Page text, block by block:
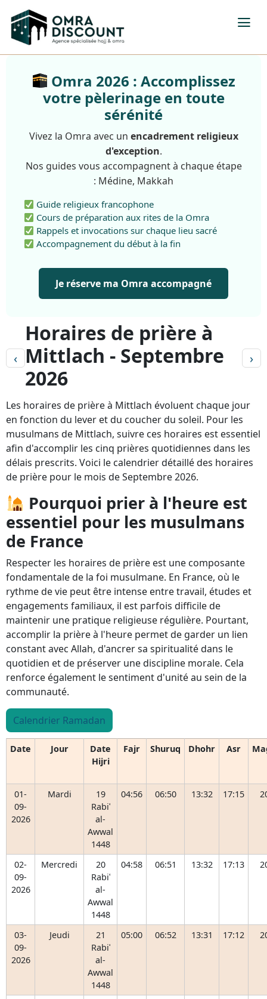
Omra 2026 : Accomplissez
votre pèlerinage en toute
sérénité
Vivez la Omra avec un encadrement religieux
d'exception.
Nos guides vous accompagnent à chaque étape
: Médine, Makkah
Guide religieux francophone
Cours de préparation aux rites de la Omra
Rappels et invocations sur chaque lieu sacré
Accompagnement du début à la fin
Je réserve ma Omra accompagné
‹
Horaires de prière à
Mittlach - Septembre
2026
›
Les horaires de prière à Mittlach évoluent chaque jour
en fonction du lever et du coucher du soleil. Pour les
musulmans de Mittlach, suivre ces horaires est essentiel
afin d'accomplir les cinq prières quotidiennes dans les
délais prescrits. Voici le calendrier détaillé des horaires
de prière pour le mois de Septembre 2026.
Pourquoi prier à l'heure est
essentiel pour les musulmans
de France
Respecter les horaires de prière est une composante
fondamentale de la foi musulmane. En France, où le
rythme de vie peut être intense entre travail, études et
engagements familiaux, il est parfois difficile de
maintenir une pratique religieuse régulière. Pourtant,
accomplir la prière à l'heure permet de garder un lien
constant avec Allah, d'ancrer sa spiritualité dans le
quotidien et de préserver une discipline morale. Cela
renforce également le sentiment d'unité au sein de la
communauté.
Calendrier Ramadan
Date Jour
Date
Hijri
Fajr Shuruq Dhohr Asr
01-
09-
2026
Mardi
19
Rabiʿ
al-
Awwal
1448
04:56 06:50 13:32 17:15
02-
09-
2026
Mercredi
20
Rabiʿ
al-
Awwal
1448
04:58 06:51 13:32 17:13
03-
09-
2026
Jeudi
21
Rabiʿ
al-
Awwal
1448
05:00 06:52 13:31 17:12